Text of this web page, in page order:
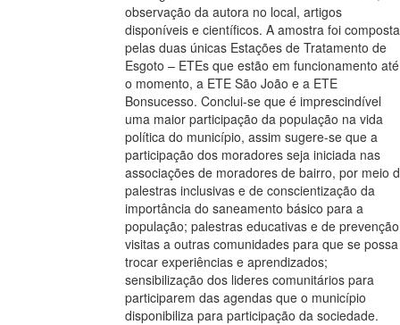
observação da autora no local, artigos
disponíveis e científicos. A amostra foi composta
pelas duas únicas Estações de Tratamento de
Esgoto – ETEs que estão em funcionamento até
o momento, a ETE São João e a ETE
Bonsucesso. Conclui-se que é imprescindível
uma maior participação da população na vida
política do município, assim sugere-se que a
participação dos moradores seja iniciada nas
associações de moradores de bairro, por meio
palestras inclusivas e de conscientização da
importância do saneamento básico para a
população; palestras educativas e de
visitas a outras comunidades para que se possa
trocar experiências e aprendizados;
sensibilização dos lideres comunitários para
participarem das agendas que o município
disponibiliza para participação da sociedade.